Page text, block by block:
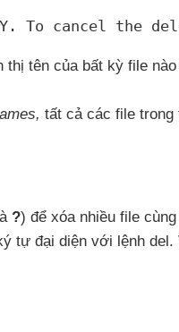
. To cancel the
thị tên của bất kỳ file
tất cả các file trong
?) để xóa nhiều file
tự đại diện với lệnh del.